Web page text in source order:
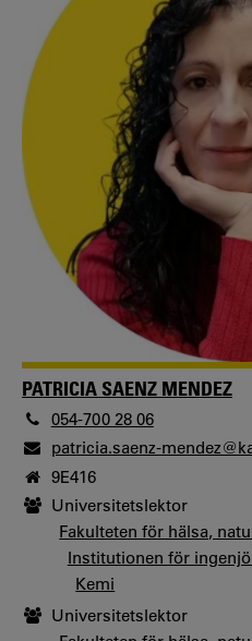
PATRICIA SAENZ MENDEZ
054-700 28 06
patricia.saenz-
9E416
Universitetslektor
Fakulteten för hälsa,
Institutionen för
Kemi
Universitetslektor